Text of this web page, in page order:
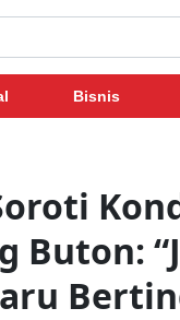
Bisnis
Buton: